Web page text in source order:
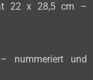
22 x 28,5 cm –
nummeriert und